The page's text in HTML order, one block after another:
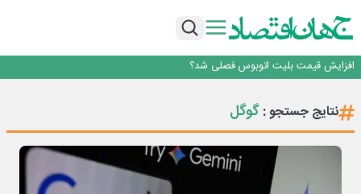
افزایش قیمت بلیت اتوبوس فصلی شد؟
رانندگان انگلیسی به سرقت سوخت روی آوردند!
۲ درصد از مشترکان ۱۰ درصد برق خانگی را مصرف می‌کنند!
افزایش قیمت بلیت اتوبوس فصلی شد؟
نتایج جستجو :گوگل